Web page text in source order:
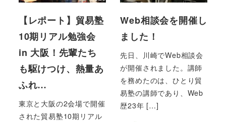
【レポート】貿易塾
10期リアル勉強会
in 大阪！先輩たち
も駆けつけ、熱量あ
ふれ…
東京と大阪の2会場で開催
された貿易塾10期リアル
Web相談会を開催し
ました！
先日、川崎でWeb相談会
が開催されました。講師
を務めたのは、ひとり貿
易塾の講師であり、Web
歴23年 […]